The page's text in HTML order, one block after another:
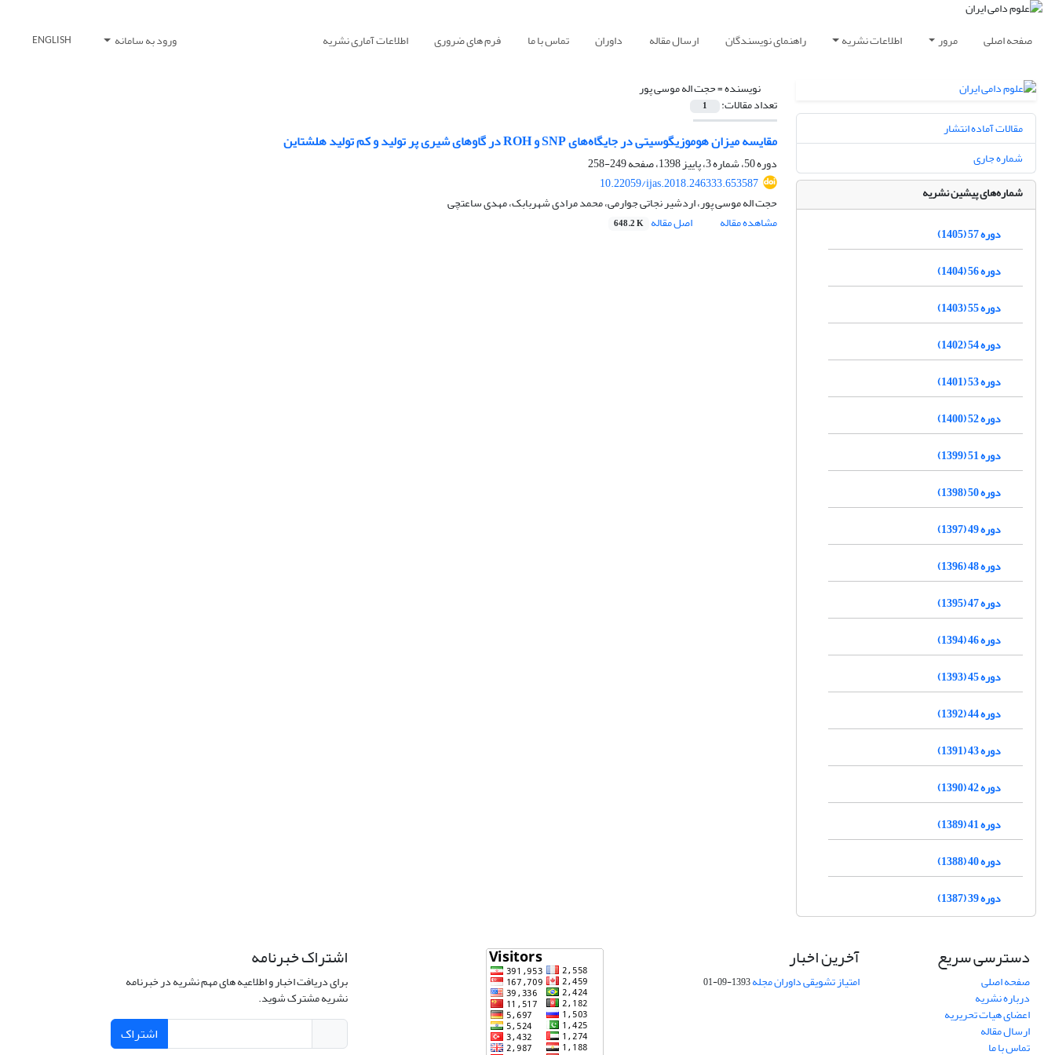
صفحه اصلی مرور اطلاعات نشریه راهنمای نویسندگان ارسال مقاله داوران تماس با ما فرم های ضروری اطلاعات آماری نشریه ورود به سامانه ENGLISH
نویسنده =حجت اله موسی پور
تعداد مقالات: 1
مقایسه میزان هوموزیگوسیتی در جایگاه‌های SNP و ROH در گاوهای شیری پر ‌تولید و کم‌ تولید هلشتاین
دوره 50، شماره 3، پاییز 1398، صفحه
249-258
10.22059/ijas.2018.246333.653587
حجت اله موسی پور، اردشیر نجاتی جوارمی، محمد مرادی شهربابک، مهدی ساعتچی
مشاهده مقاله
اصل مقاله 648.2 K
مقالات آماده انتشار
شماره جاری
شماره‌های پیشین نشریه
دوره 57 (1405)
دوره 56 (1404)
دوره 55 (1403)
دوره 54 (1402)
دوره 53 (1401)
دوره 52 (1400)
دوره 51 (1399)
دوره 50 (1398)
دوره 49 (1397)
دوره 48 (1396)
دوره 47 (1395)
دوره 46 (1394)
دوره 45 (1393)
دوره 44 (1392)
دوره 43 (1391)
دوره 42 (1390)
دوره 41 (1389)
دوره 40 (1388)
دوره 39 (1387)
دسترسی سریع
صفحه اصلی
درباره نشریه
اعضای هیات تحریریه
ارسال مقاله
تماس با ما
آخرین اخبار
امتیاز تشویقی داوران مجله1393-09-01
اشتراک خبرنامه
برای دریافت اخبار و اطلاعیه های مهم نشریه در خبرنامه
نشریه مشترک شوید.
اشتراک